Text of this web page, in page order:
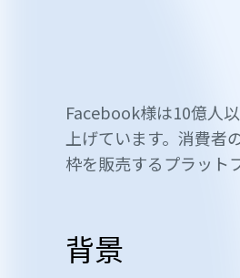
Facebook様は10億人
上げています。消費
枠を販売するプラット
背景